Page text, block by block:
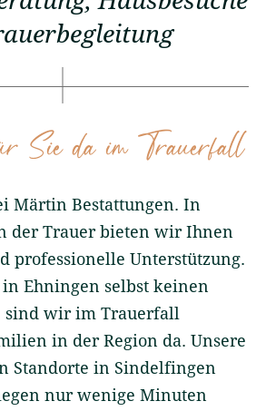
für Sie
95
Nacht
Sie da im Trauerfall
Märtin Bestattungen. In
der Trauer bieten wir Ihnen
professionelle Unterstützung.
Ehningen selbst keinen
sind wir im Trauerfall
in der Region da. Unsere
Standorte in Sindelfingen
nur wenige Minuten